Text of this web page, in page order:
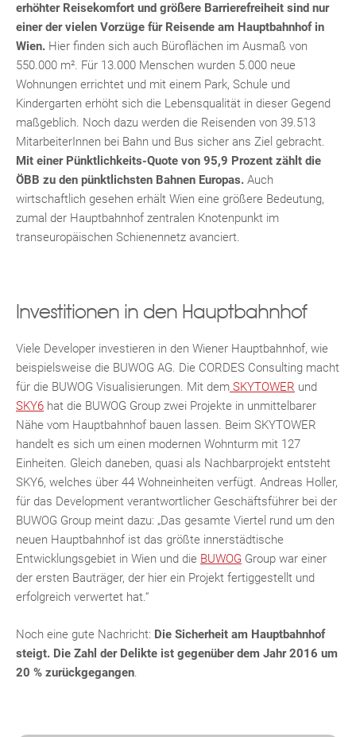
Fac Inst Twi Pint Link Wh
erhöhter Reisekomfort und größere Barrierefreiheit sind nur
einer der vielen Vorzüge für Reisende am Hauptbahnhof in
Wien. Hier finden sich auch Büroflächen im Ausmaß von
550.000 m². Für 13.000 Menschen wurden 5.000 neue
Wohnungen errichtet und mit einem Park, Schule und
Kindergarten erhöht sich die Lebensqualität in dieser Gegend
maßgeblich. Noch dazu werden die Reisenden von 39.513
MitarbeiterInnen bei Bahn und Bus sicher ans Ziel gebracht.
Mit einer Pünktlichkeits-Quote von 95,9 Prozent zählt die
ÖBB zu den pünktlichsten Bahnen Europas. Auch
wirtschaftlich gesehen erhält Wien eine größere Bedeutung,
zumal der Hauptbahnhof zentralen Knotenpunkt im
transeuropäischen Schienennetz avanciert.
Investitionen in den Hauptbahnhof
Viele Developer investieren in den Wiener Hauptbahnhof, wie
beispielsweise die BUWOG AG. Die CORDES Consulting macht
für die BUWOG Visualisierungen. Mit dem SKYTOWER und
SKY6 hat die BUWOG Group zwei Projekte in unmittelbarer
Nähe vom Hauptbahnhof bauen lassen. Beim SKYTOWER
handelt es sich um einen modernen Wohnturm mit 127
Einheiten. Gleich daneben, quasi als Nachbarprojekt entsteht
SKY6, welches über 44 Wohneinheiten verfügt. Andreas Holler,
für das Development verantwortlicher Geschäftsführer bei der
BUWOG Group meint dazu: „Das gesamte Viertel rund um den
neuen Hauptbahnhof ist das größte innerstädtische
Entwicklungsgebiet in Wien und die BUWOG Group war einer
der ersten Bauträger, der hier ein Projekt fertiggestellt und
erfolgreich verwertet hat.“
Noch eine gute Nachricht: Die Sicherheit am Hauptbahnhof
steigt. Die Zahl der Delikte ist gegenüber dem Jahr 2016 um
20 % zurückgegangen